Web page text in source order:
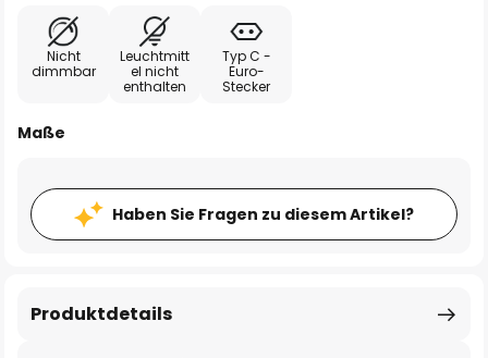
Nicht
dimmbar
Leuchtmitt
el nicht
enthalten
Typ C -
Euro-
Stecker
Maße
Haben Sie Fragen zu diesem Artikel?
Produktdetails